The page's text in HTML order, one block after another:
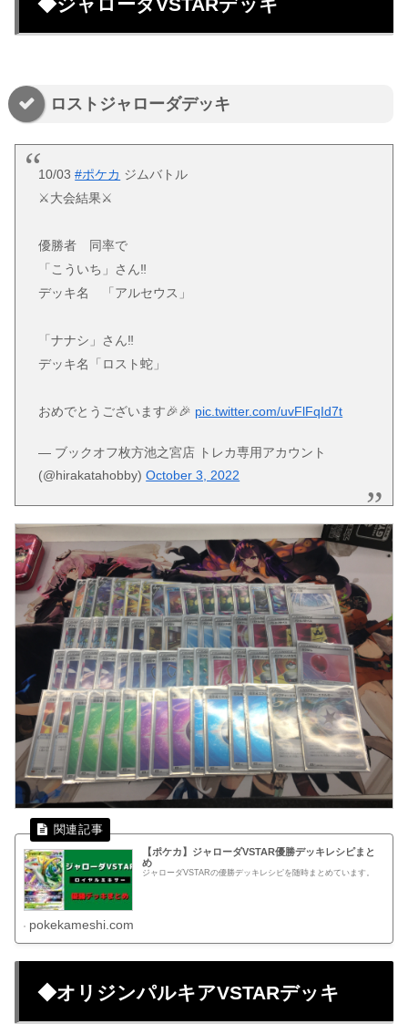
◆ジャローダVSTARデッキ
ロストジャローダデッキ
10/03#ポケカ ジムバトル
⚔️大会結果⚔️
優勝者 同率で
「こういち」さん‼️
デッキ名 「アルセウス」
「ナナシ」さん‼️
デッキ名「ロスト蛇」
おめでとうございます🎉🎉 pic.twitter.com/uvFlFqId7t
— ブックオフ枚方池之宮店 トレカ専用アカウント
(@hirakatahobby)October 3, 2022
【ポケカ】ジャローダVSTAR優勝デッキレシピまと
め
ジャローダVSTARの優勝デッキレシピを随時まとめています。
pokekameshi.com
◆オリジンパルキアVSTARデッキ